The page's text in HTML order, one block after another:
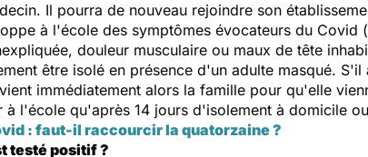
Il pourra de nouveau rejoindre son
à l'école des symptômes évocateurs du
douleur musculaire ou maux de tête
être isolé en présence d'un adulte masqué.
immédiatement alors la famille pour qu'elle
à l'école qu'après 14 jours d'isolement à domicile
: faut-il raccourcir la quatorzaine ?
testé positif ?